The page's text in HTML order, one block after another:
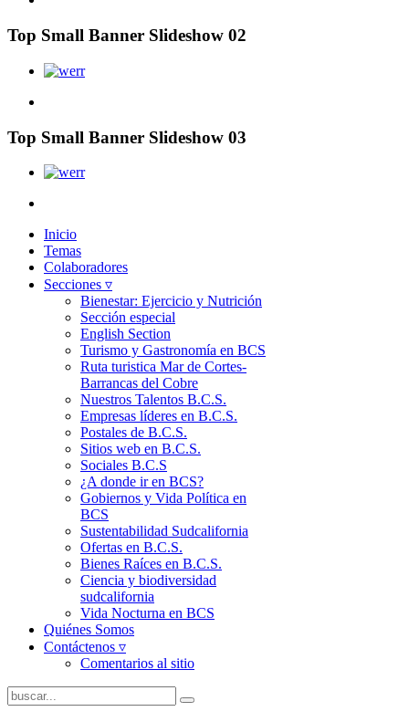
Top Small Banner Slideshow 02
Top Small Banner Slideshow 03
Inicio
Temas
Colaboradores
Secciones ▿
Bienestar: Ejercicio y Nutrición
Sección especial
English Section
Turismo y Gastronomía en BCS
Ruta turistica Mar de Cortes-
Barrancas del Cobre
Nuestros Talentos B.C.S.
Empresas líderes en B.C.S.
Postales de B.C.S.
Sitios web en B.C.S.
Sociales B.C.S
¿A donde ir en BCS?
Gobiernos y Vida Política en
BCS
Sustentabilidad Sudcalifornia
Ofertas en B.C.S.
Bienes Raíces en B.C.S.
Ciencia y biodiversidad
sudcalifornia
Vida Nocturna en BCS
Quiénes Somos
Contáctenos ▿
Comentarios al sitio